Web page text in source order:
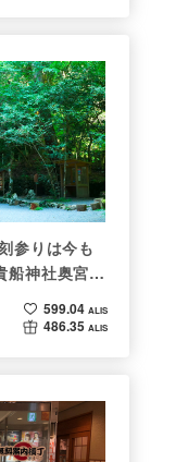
参りは今も
神社奥宮を
599.04 ALIS
486.35 ALIS